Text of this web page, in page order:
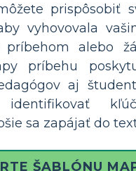
prispôsobiť
vyhovovala
príbehom alebo
príbehu
aj
identifikovať
sa zapájať do
ŠABLÓNU